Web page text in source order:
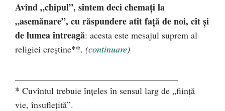
Avînd „chipul”, sîntem deci chemați la
„asemănare”, cu răspundere atît față de noi, cît și
de lumea întreagă: acesta este mesajul suprem al
religiei creștine**. (continuare)
* Cuvîntul trebuie înțeles în sensul larg de „ființă
vie, însuflețită”.